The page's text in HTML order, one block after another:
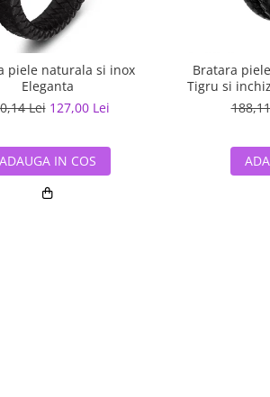
piele naturala si inox
Eleganta
Lei 127,00 Lei
ADAUGA IN COS
Bratara
Tigru si